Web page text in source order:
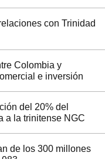
con Trinidad
Colombia y
e inversión
del 20% del
a la trinitense NGC
de los 300 millones